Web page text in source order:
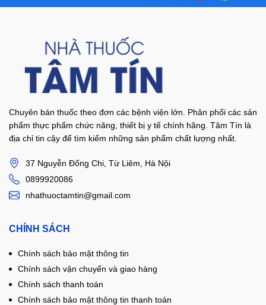
Chuyên bán thuốc theo đơn các bệnh viện lớn. Phân phối các sản
phẩm thực phẩm chức năng, thiết bị y tế chính hãng. Tâm Tín là
địa chỉ tin cậy để tìm kiếm những sản phẩm chất lượng nhất.
37 Nguyễn Đổng Chi, Từ Liêm, Hà Nội
0899920086
nhathuoctamtin@gmail.com
CHÍNH SÁCH
Chính sách bảo mật thông tin
Chính sách vận chuyển và giao hàng
Chính sách thanh toán
Chính sách bảo mật thông tin thanh toán